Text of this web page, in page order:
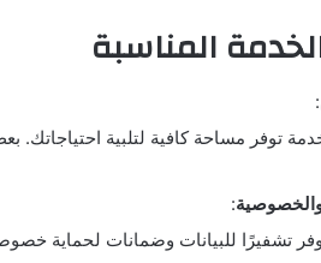
المناسبة
:
توفر مساحة كافية لتلبية
:
تشفيرًا للبيانات وضمانات لحماية